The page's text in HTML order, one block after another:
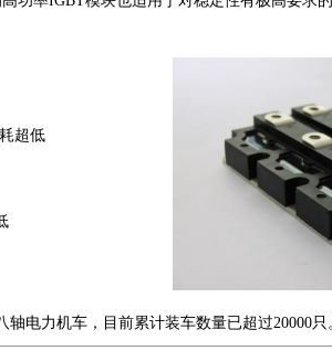
超低
轴电力机车，目前累计装车数量已超过20000只